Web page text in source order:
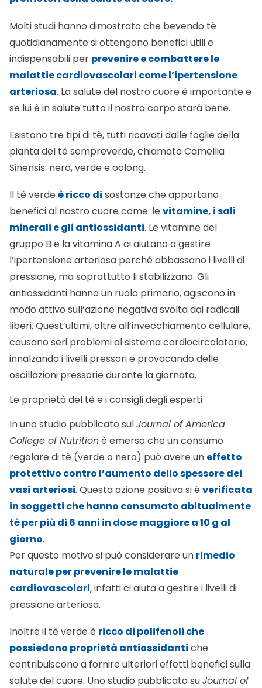
Molti studi hanno dimostrato che bevendo tè
quotidianamente si ottengono benefici utili e
indispensabili per prevenire e combattere le
malattie cardiovascolari come l’ipertensione
arteriosa. La salute del nostro cuore è importante e
se lui è in salute tutto il nostro corpo starà bene.
Esistono tre tipi di tè, tutti ricavati dalle foglie della
pianta del tè sempreverde, chiamata Camellia
Sinensis: nero, verde e oolong.
Il tè verde è ricco di sostanze che apportano
benefici al nostro cuore come: le vitamine, i sali
minerali e gli antiossidanti. Le vitamine del
gruppo B e la vitamina A ci aiutano a gestire
l’ipertensione arteriosa perché abbassano i livelli di
pressione, ma soprattutto li stabilizzano. Gli
antiossidanti hanno un ruolo primario, agiscono in
modo attivo sull’azione negativa svolta dai radicali
liberi. Quest’ultimi, oltre all’invecchiamento cellulare,
causano seri problemi al sistema cardiocircolatorio,
innalzando i livelli pressori e provocando delle
oscillazioni pressorie durante la giornata.
Le proprietà del tè e i consigli degli esperti
In uno studio pubblicato sulJournal of America
College of Nutritionè emerso che un consumo
regolare di tè (verde o nero) può avere un effetto
protettivo contro l’aumento dello spessore dei
vasi arteriosi. Questa azione positiva si è verificata
in soggetti che hanno consumato abitualmente
tè per più di 6 anni in dose maggiore a 10 g al
giorno.
Per questo motivo si può considerare un rimedio
naturale per prevenire le malattie
cardiovascolari, infatti ci aiuta a gestire i livelli di
pressione arteriosa.
Inoltre il tè verde è ricco di polifenoli che
possiedono proprietà antiossidanti che
contribuiscono a fornire ulteriori effetti benefici sulla
salute del cuore. Uno studio pubblicato suJournal of